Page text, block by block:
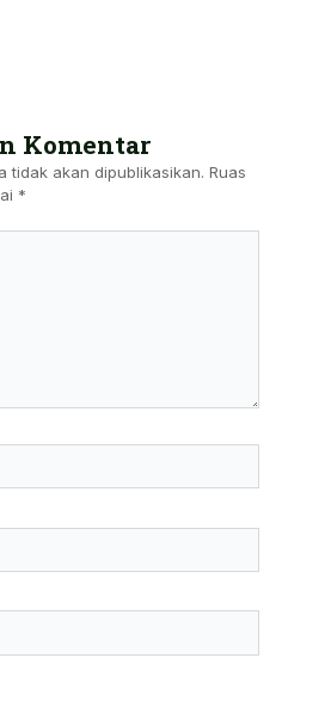
Komentar
tidak akan dipublikasikan. Ruas
*